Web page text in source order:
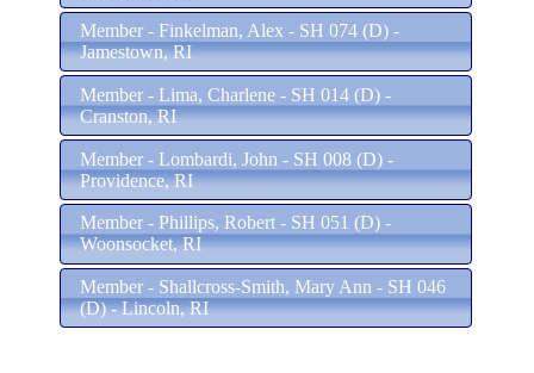
Member - Finkelman, Alex - SH 074 (D) -
Jamestown, RI
Member - Lima, Charlene - SH 014 (D) -
Cranston, RI
Member - Lombardi, John - SH 008 (D) -
Providence, RI
Member - Phillips, Robert - SH 051 (D) -
Woonsocket, RI
Member - Shallcross-Smith, Mary Ann - SH 046
(D) - Lincoln, RI